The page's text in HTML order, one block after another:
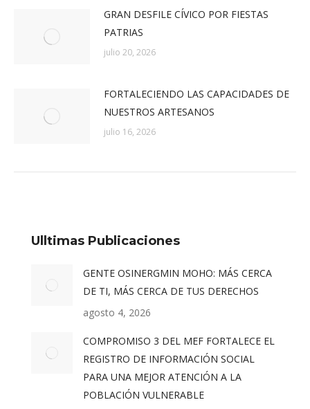
GRAN DESFILE CÍVICO POR FIESTAS
PATRIAS
julio 20, 2026
FORTALECIENDO LAS CAPACIDADES DE
NUESTROS ARTESANOS
julio 16, 2026
Ulltimas Publicaciones
GENTE OSINERGMIN MOHO: MÁS CERCA
DE TI, MÁS CERCA DE TUS DERECHOS
agosto 4, 2026
COMPROMISO 3 DEL MEF FORTALECE EL
REGISTRO DE INFORMACIÓN SOCIAL
PARA UNA MEJOR ATENCIÓN A LA
POBLACIÓN VULNERABLE